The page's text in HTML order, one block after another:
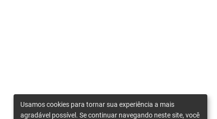
Usamos cookies para tornar sua experiência a mais
agradável possível. Se continuar navegando neste site, você